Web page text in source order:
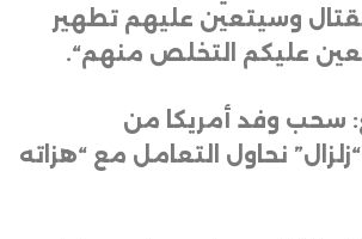
وسيتعين عليهم تطهير
عليكم التخلص منهم“.
وفد أمريكا من
نحاول التعامل مع “هزاته